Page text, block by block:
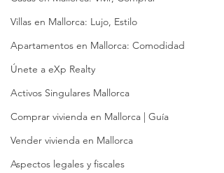
Villas en Mallorca: Lujo, Estilo
Apartamentos en Mallorca: Comodidad
Únete a eXp Realty
Activos Singulares Mallorca
Comprar vivienda en Mallorca | Guía
Vender vivienda en Mallorca
Aspectos legales y fiscales